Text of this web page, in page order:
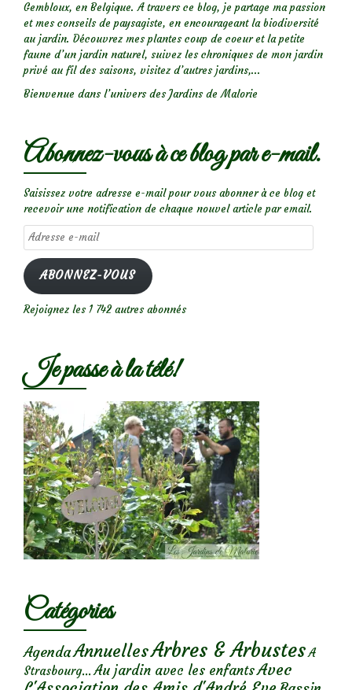
Gembloux, en Belgique. A travers ce blog, je partage ma passion
et mes conseils de paysagiste, en encourageant la biodiversité
au jardin. Découvrez mes plantes coup de coeur et la petite
faune d’un jardin naturel, suivez les chroniques de mon jardin
privé au fil des saisons, visitez d’autres jardins,...
Bienvenue dans l’univers des Jardins de Malorie
Abonnez-vous à ce blog par e-mail.
Saisissez votre adresse e-mail pour vous abonner à ce blog et
recevoir une notification de chaque nouvel article par email.
Adresse
e-
mail
ABONNEZ-VOUS
Rejoignez les 1 742 autres abonnés
Je passe à la télé!
Catégories
AgendaAnnuellesArbres & Arbustes A
Strasbourg... Au jardin avec les enfantsAvec